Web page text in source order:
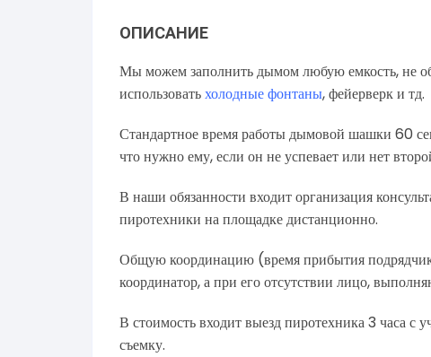
ОПИСАНИЕ
Мы можем заполнить дымом любую емкость, не
использоватьхолодные фонтаны, фейерверк и тд.
Стандартное время работы дымовой шашки 60
что нужно ему, если он не успевает или нет
В наши обязанности входит организация
пиротехники на площадке дистанционно.
Общую координацию (время прибытия
координатор, а при его отсутствии лицо,
В стоимость входит выезд пиротехника 3 часа с
съемку.